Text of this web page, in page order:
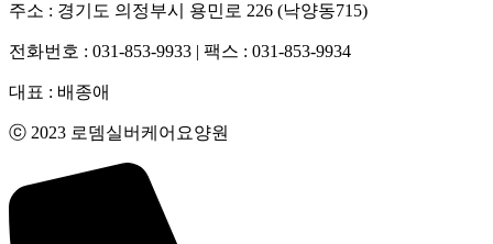
주소 : 경기도 의정부시 용민로 226 (낙양동715)
전화번호 : 031-853-9933 | 팩스 : 031-853-9934
대표 : 배종애
ⓒ 2023 로뎀실버케어요양원